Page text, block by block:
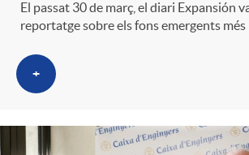
a
c
a
t
d
o
A
d
o
r
El passat 30 de març, el diari Expansión
reportatge sobre els fons emergents
+